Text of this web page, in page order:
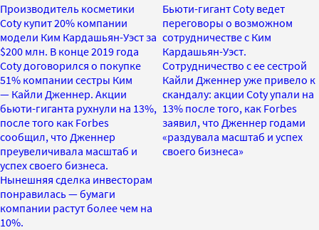
Производитель косметики
Coty купит 20% компании
модели Ким Кардашьян-Уэст за
$200 млн. В конце 2019 года
Coty договорился о покупке
51% компании сестры Ким
— Кайли Дженнер. Акции
бьюти-гиганта рухнули на 13%,
после того как Forbes
сообщил, что Дженнер
преувеличивала масштаб и
успех своего бизнеса.
Нынешняя сделка инвесторам
понравилась — бумаги
компании растут более чем на
10%.
Бьюти-гигант Coty ведет
переговоры о возможном
сотрудничестве с Ким
Кардашьян-Уэст.
Сотрудничество с ее сестрой
Кайли Дженнер уже привело к
скандалу: акции Coty упали на
13% после того, как Forbes
заявил, что Дженнер годами
«раздувала масштаб и успех
своего бизнеса»